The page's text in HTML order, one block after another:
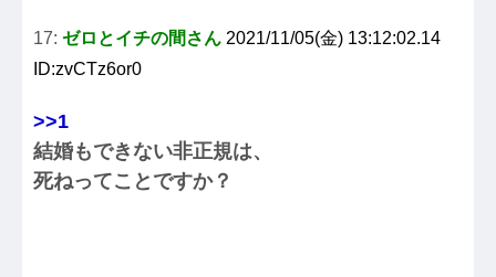
17: ゼロとイチの間さん 2021/11/05(金) 13:12:02.14
ID:zvCTz6or0
>>1
結婚もできない非正規は、
死ねってことですか？